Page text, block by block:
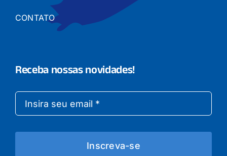
CONTATO
Receba nossas novidades!
Inscreva-se